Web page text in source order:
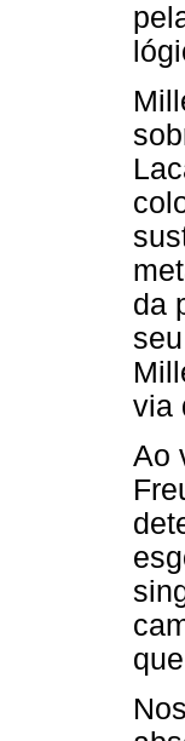
da
via
Ao